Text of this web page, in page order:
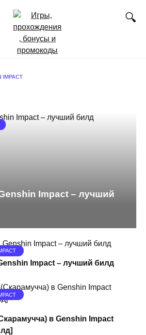
IMPACT
Impact – лучший
Impact – лучший билд
в Genshin Impact